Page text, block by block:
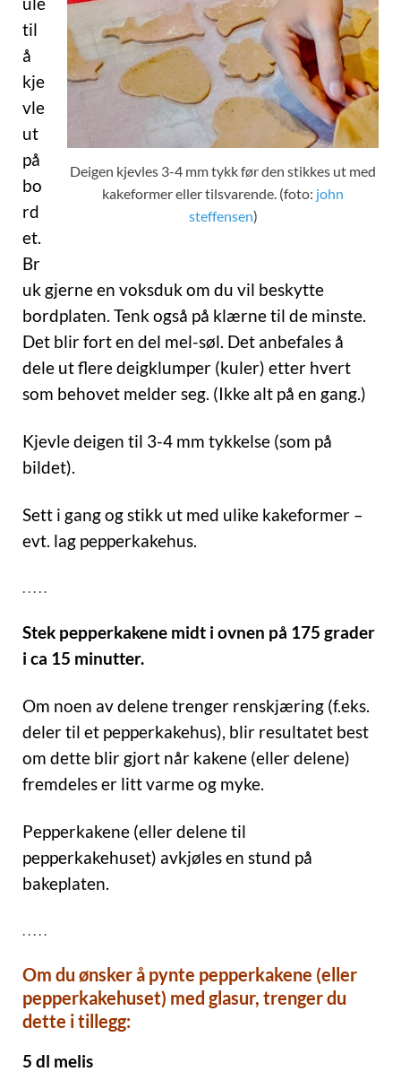
Deigen kjevles 3-4 mm tykk før den stikkes ut med
kakeformer eller tilsvarende. (foto: john
steffensen)
til
å
kje
vle
ut
på
bo
rd
et.
Br
uk gjerne en voksduk om du vil beskytte
bordplaten. Tenk også på klærne til de minste.
Det blir fort en del mel-søl. Det anbefales å
dele ut flere deigklumper (kuler) etter hvert
som behovet melder seg. (Ikke alt på en gang.)
Kjevle deigen til 3-4 mm tykkelse (som på
bildet).
Sett i gang og stikk ut med ulike kakeformer –
evt. lag pepperkakehus.
Stek pepperkakene midt i ovnen på 175 grader
i ca 15 minutter.
Om noen av delene trenger renskjæring (f.eks.
deler til et pepperkakehus), blir resultatet best
om dette blir gjort når kakene (eller delene)
fremdeles er litt varme og myke.
Pepperkakene (eller delene til
pepperkakehuset) avkjøles en stund på
bakeplaten.
Om du ønsker å pynte pepperkakene (eller
pepperkakehuset) med glasur, trenger du
dette i tillegg:
5 dl melis